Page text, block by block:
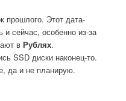
прошлого. Этот дата-
и сейчас, особенно из-за
вРублях.
SSD диски наконец-то.
да и не планирую.